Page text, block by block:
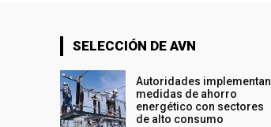
SELECCIÓN DE AVN
Autoridades implementan
medidas de ahorro
energético con sectores
de alto consumo